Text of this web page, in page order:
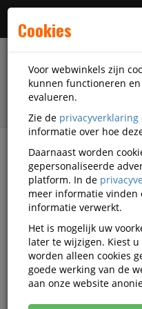
Accessoires
CardReaders
Cookies
Voor webwinkels zijn
kunnen functioneren
evalueren.
Zie de privacyverklaring
informatie over hoe
Daarnaast worden
gepersonaliseerde
platform. In de
meer informatie vinden
informatie verwerkt.
Het is mogelijk uw
later te wijzigen. Kiest
worden alleen cookies
goede werking van de
aan onze website